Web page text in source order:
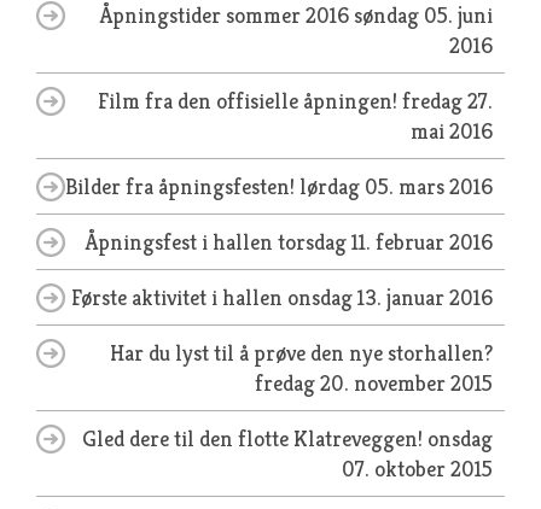
Åpningstider sommer 2016søndag 05. juni
2016
Film fra den offisielle åpningen! fredag 27.
mai 2016
Bilder fra åpningsfesten! lørdag 05. mars 2016
Åpningsfest i hallen torsdag 11. februar 2016
Første aktivitet i hallen onsdag 13. januar 2016
Har du lyst til å prøve den nye storhallen?
fredag 20. november 2015
Gled dere til den flotte Klatreveggen! onsdag
07. oktober 2015